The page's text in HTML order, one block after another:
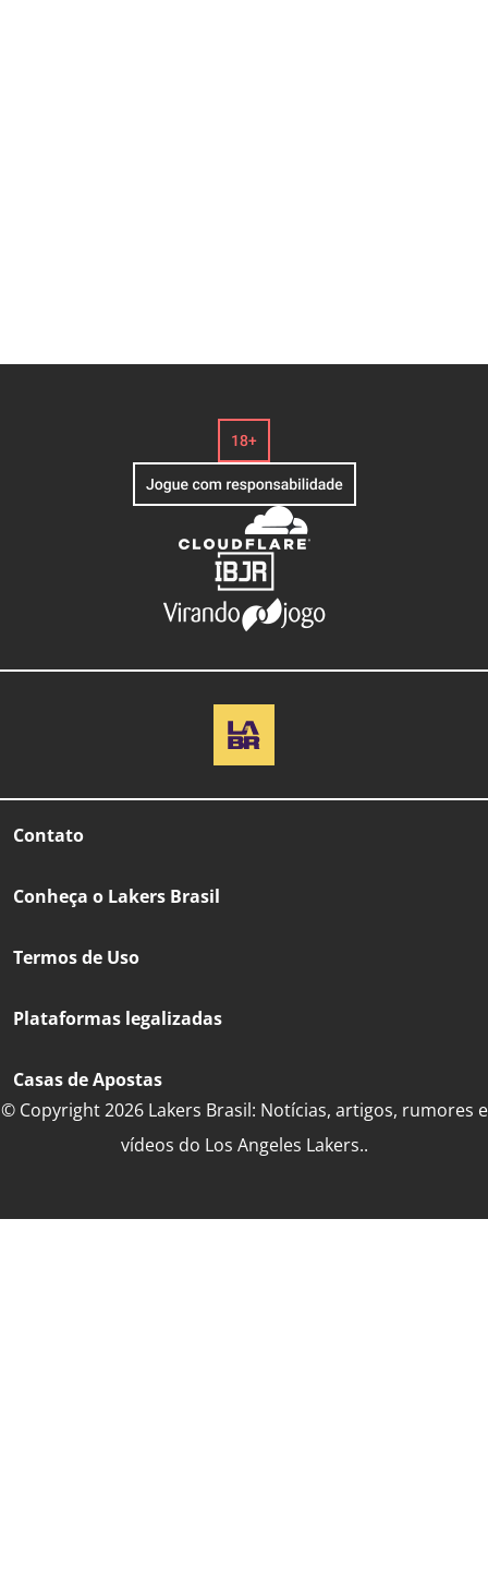
Contato
Conheça o Lakers Brasil
Termos de Uso
Plataformas legalizadas
Casas de Apostas
© Copyright 2026 Lakers Brasil: Notícias, artigos, rumores e
vídeos do Los Angeles Lakers..